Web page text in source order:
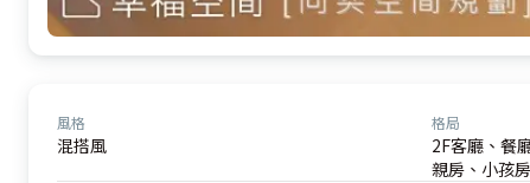
風格
混搭風
格局
2F客廳、餐
親房、小孩